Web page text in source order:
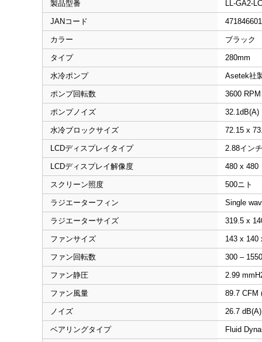
製品型番 LL-GA2-
JANコード
カラー ブラック
タイプ 280mm
水冷ポンプ Asetek社
ポンプ回転数 3600 RPM
ポンプノイズ 32.1dB(A)
水冷ブロックサイズ 72.15 x
LCDディスプレイタイプ 2.88イン
LCDディスプレイ解像度 480 x 480
スクリーン照度 500ニト
ラジエーターフィン Single
ラジエーターサイズ 319.5 x
ファンサイズ 143 x 140
ファン回転数 300 –
ファン静圧 2.99
ファン風量 89.7 CFM
ノイズ 26.7 dB(A)
ベアリングタイプ Fluid